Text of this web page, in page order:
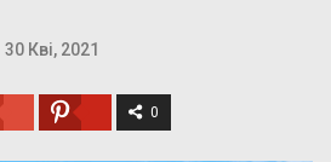
30 Кві, 2021
0